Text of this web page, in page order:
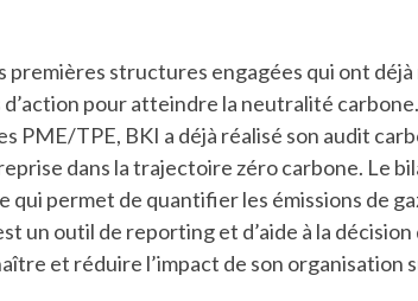
premières structures engagées qui ont déjà
pour atteindre la neutralité
PME/TPE, BKI a déjà réalisé son audit
dans la trajectoire zéro carbone. Le
qui permet de quantifier les émissions de
un outil de reporting et d’aide à la
et réduire l’impact de son organisation